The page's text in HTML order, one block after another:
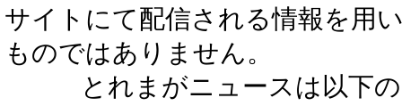
サイトにて配信される情報を用
ものではありません。
とれまがニュースは以下